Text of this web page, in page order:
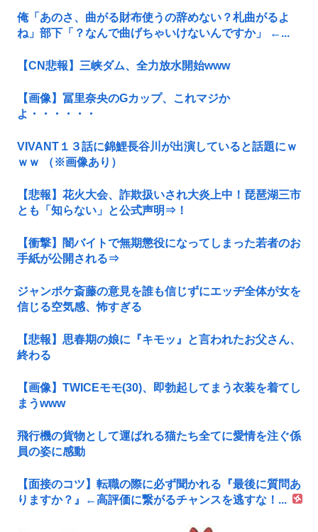
俺「あのさ、曲がる財布使うの辞めない？札曲がるよ
ね」部下「？なんで曲げちゃいけないんですか」 ←...
【CN悲報】三峡ダム、全力放水開始www
【画像】冨里奈央のGカップ、これマジか
よ・・・・・・
VIVANT１３話に錦鯉長谷川が出演していると話題にｗ
ｗｗ （※画像あり）
【悲報】花火大会、詐欺扱いされ大炎上中！琵琶湖三市
とも「知らない」と公式声明⇒！
【衝撃】闇バイトで無期懲役になってしまった若者のお
手紙が公開される⇒
ジャンポケ斎藤の意見を誰も信じずにエッヂ全体が女を
信じる空気感、怖すぎる
【悲報】思春期の娘に『キモッ』と言われたお父さん、
終わる
【画像】TWICEモモ(30)、即勃起してまう衣装を着てし
まうwww
飛行機の貨物として運ばれる猫たち全てに愛情を注ぐ係
員の姿に感動
【面接のコツ】転職の際に必ず聞かれる『最後に質問あ
りますか？』←高評価に繋がるチャンスを逃すな！...